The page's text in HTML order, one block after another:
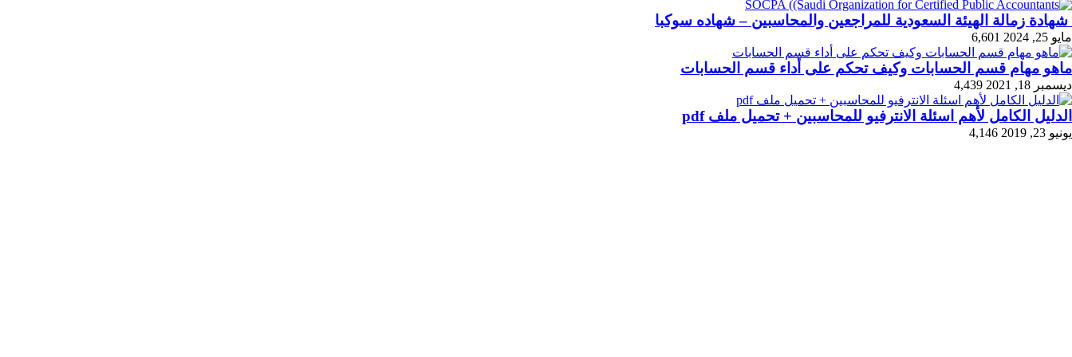
شهادة زمالة الهيئة السعودية للمراجعين والمحاسبين – شهاده سوكبا
مايو 25, 2024 6,601
ماهو مهام قسم الحسابات وكيف تحكم على أداء قسم الحسابات
ديسمبر 18, 2021 4,439
الدليل الكامل لأهم اسئلة الانترفيو للمحاسبين + تحميل ملف pdf
يونيو 23, 2019 4,146